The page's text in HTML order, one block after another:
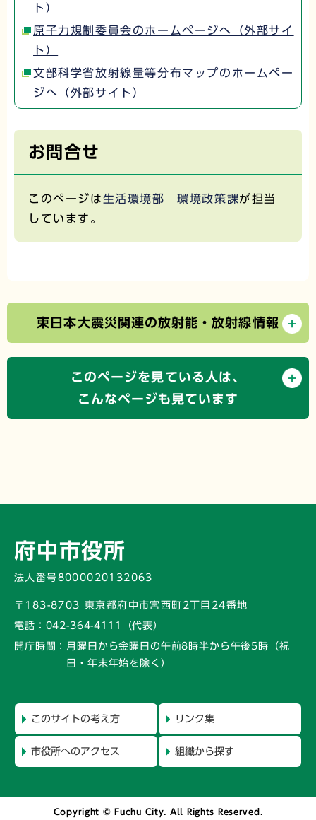
ト）
原子力規制委員会のホームページへ（外部サイ
ト）
文部科学省放射線量等分布マップのホームペー
ジへ（外部サイト）
お問合せ
このページは生活環境部 環境政策課が担当
しています。
東日本大震災関連の放射能・放射線情報
このページを見ている人は、
こんなページも見ています
府中市役所
法人番号8000020132063
〒183-8703 東京都府中市宮西町2丁目24番地
電話： 042-364-4111（代表）
開庁時間： 月曜日から金曜日の午前8時半から午後5時 （祝
日・年末年始を除く）
このサイトの考え方 リンク集
市役所へのアクセス 組織から探す
Copyright © Fuchu City. All Rights Reserved.